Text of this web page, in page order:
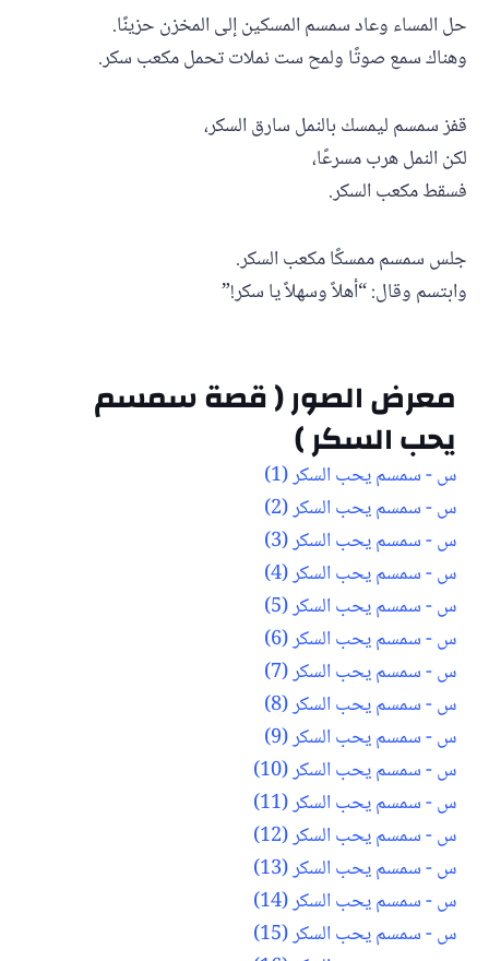
حل المساء وعاد سمسم المسكين إلى المخزن حزينًا.
وهناك سمع صوتًا ولمح ست نملات تحمل مكعب سكر.
قفز سمسم ليمسك بالنمل سارق السكر،
لكن النمل هرب مسرعًا،
فسقط مكعب السكر.
جلس سمسم ممسكًا مكعب السكر.
وابتسم وقال: “أهلاً وسهلاً يا سكر!”
معرض الصور ( قصة سمسم
يحب السكر )
س - سمسم يحب السكر (1)
س - سمسم يحب السكر (2)
س - سمسم يحب السكر (3)
س - سمسم يحب السكر (4)
س - سمسم يحب السكر (5)
س - سمسم يحب السكر (6)
س - سمسم يحب السكر (7)
س - سمسم يحب السكر (8)
س - سمسم يحب السكر (9)
س - سمسم يحب السكر (10)
س - سمسم يحب السكر (11)
س - سمسم يحب السكر (12)
س - سمسم يحب السكر (13)
س - سمسم يحب السكر (14)
س - سمسم يحب السكر (15)